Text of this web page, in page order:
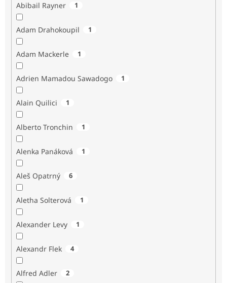
Abibail Rayner 1
Adam Drahokoupil 1
Adam Mackerle 1
Adrien Mamadou Sawadogo 1
Alain Quilici 1
Alberto Tronchin 1
Alenka Panáková 1
Aleš Opatrný 6
Aletha Solterová 1
Alexander Levy 1
Alexandr Flek 4
Alfred Adler 2